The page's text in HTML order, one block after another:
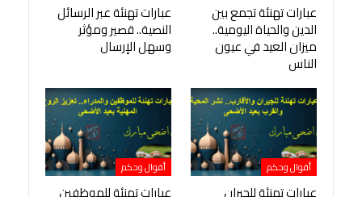
عبارات تهنئة تجمع بين
الدين والحياة اليومية..
ميزان العيد في عيون
الناس
عبارات تهنئة عبر الرسائل
النصية.. قصير ومؤثر
وسهل الإرسال
أقوال وحكم أقوال وحكم